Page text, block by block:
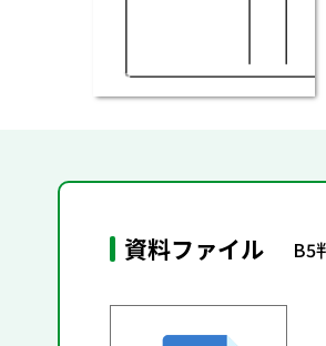
資料ファイル B5